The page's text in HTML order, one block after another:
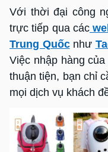
Với thời đại công
trực tiếp qua các
Trung Quốcnhư
Việc nhập hàng
thuận tiện, bạn chỉ
mọi dịch vụ khách